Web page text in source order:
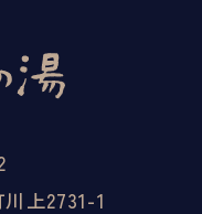
上2731-1